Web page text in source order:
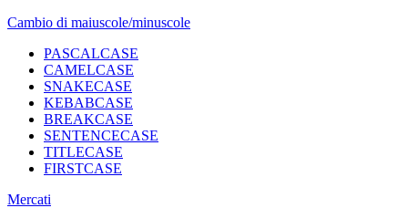
Cambio di maiuscole/minuscole
PASCALCASE
CAMELCASE
SNAKECASE
KEBABCASE
BREAKCASE
SENTENCECASE
TITLECASE
FIRSTCASE
Mercati